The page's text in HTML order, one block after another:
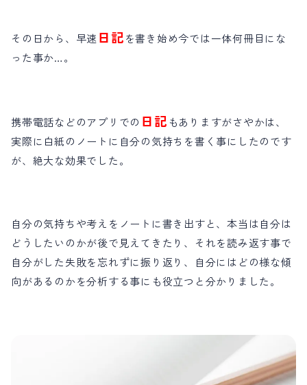
その日から、早速 日記を書き始め今では一体何冊目にな
った事か…。
携帯電話などのアプリでの 日記 もありますがさやかは、
実際に白紙のノートに自分の気持ちを書く事にしたのです
が、絶大な効果でした。
自分の気持ちや考えをノートに書き出すと、本当は自分は
どうしたいのかが後で見えてきたり、それを読み返す事で
自分がした失敗を忘れずに振り返り、自分にはどの様な傾
向があるのかを分析する事にも役立つと分かりました。